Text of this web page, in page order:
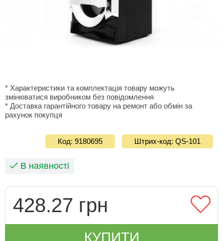
* Характеристики та комплектація товару можуть
змінюватися виробником без повідомлення
* Доставка гарантiйного товару на ремонт або обмiн за
рахунок покупця
Код: 9180695 Штрих-код: QS-101
В наявності
428.27 грн
КУПИТИ